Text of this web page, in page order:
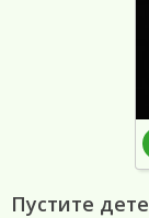
Пустите